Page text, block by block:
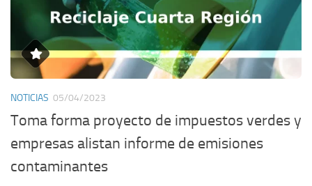
NOTICIAS 05/04/2023
Toma forma proyecto de impuestos verdes y
empresas alistan informe de emisiones
contaminantes